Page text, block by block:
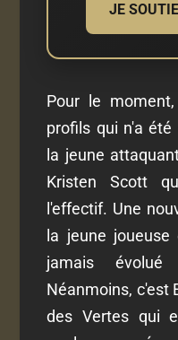
JE
Pour le
profils qui n'a
la jeune
Kristen Scott
l'effectif. Une
la jeune
jamais
Néanmoins, c'est
des Vertes qui